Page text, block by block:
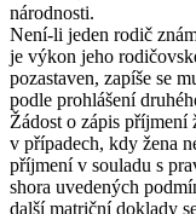
národnosti.
Není-li jeden rodič
je výkon jeho
pozastaven, zapíše se
podle prohlášení
Žádost o zápis příjmení
v případech, kdy žena
příjmení v souladu s
shora uvedených
další matriční doklady